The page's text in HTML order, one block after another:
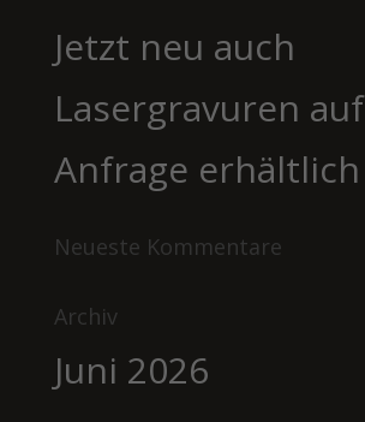
Jetzt neu auch
Lasergravuren auf
Anfrage erhältlich
Neueste Kommentare
Archiv
Juni 2026